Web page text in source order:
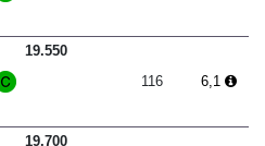
19.550
116
6,1
19.700